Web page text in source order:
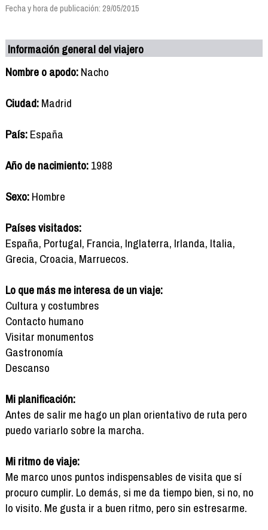
Fecha y hora de publicación: 29/05/2015
Información general del viajero
Nombre o apodo:Nacho
Ciudad:Madrid
País:España
Año de nacimiento:1988
Sexo:Hombre
Países visitados:
España, Portugal, Francia, Inglaterra, Irlanda, Italia,
Grecia, Croacia, Marruecos.
Lo que más me interesa de un viaje:
Cultura y costumbres
Contacto humano
Visitar monumentos
Gastronomía
Descanso
Mi planificación:
Antes de salir me hago un plan orientativo de ruta pero
puedo variarlo sobre la marcha.
Mi ritmo de viaje:
Me marco unos puntos indispensables de visita que sí
procuro cumplir. Lo demás, si me da tiempo bien, si no, no
lo visito. Me gusta ir a buen ritmo, pero sin estresarme.